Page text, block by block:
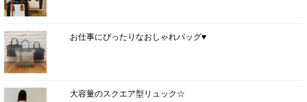
お仕事にぴったりなおしゃれバッグ♥
大容量のスクエア型リュック☆